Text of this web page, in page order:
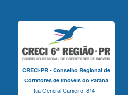
CRECI-PR - Conselho Regional de
Corretores de Imóveis do Paraná
Rua General Carneiro, 814 -